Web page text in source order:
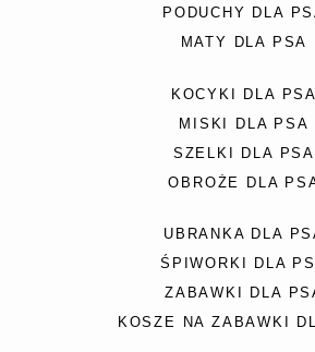
PODUCHY DLA
MATY DLA PSA
KOCYKI DLA PSA
MISKI DLA PSA
SZELKI DLA PSA
OBROŻE DLA
UBRANKA DLA
ŚPIWORKI DLA
ZABAWKI DLA
KOSZE NA ZABAWKI